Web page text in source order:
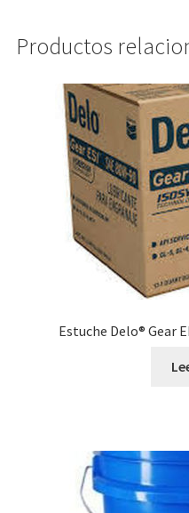
Productos
Estuche Delo® Gear